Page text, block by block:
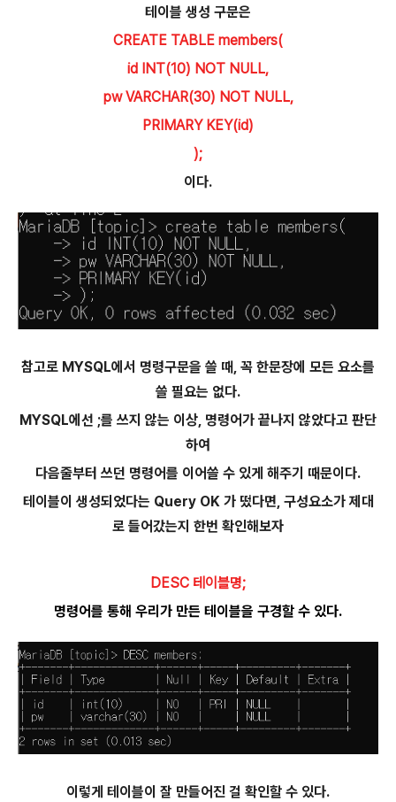
테이블 생성 구문은
CREATE TABLE members(
id INT(10) NOT NULL,
pw VARCHAR(30) NOT NULL,
PRIMARY KEY(id)
);
이다.
참고로 MYSQL에서 명령구문을 쓸 때, 꼭 한문장에 모든 요소를
쓸 필요는 없다.
MYSQL에선 ;를 쓰지 않는 이상, 명령어가 끝나지 않았다고 판단
하여
다음줄부터 쓰던 명령어를 이어쓸 수 있게 해주기 때문이다.
테이블이 생성되었다는 Query OK 가 떴다면, 구성요소가 제대
로 들어갔는지 한번 확인해보자
DESC 테이블명;
명령어를 통해 우리가 만든 테이블을 구경할 수 있다.
이렇게 테이블이 잘 만들어진 걸 확인할 수 있다.